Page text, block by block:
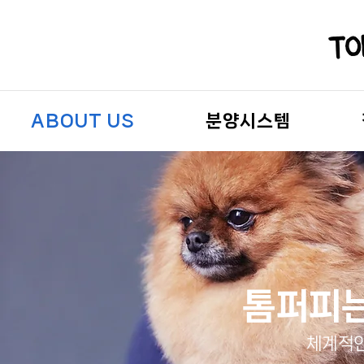
ABOUT US 분양시스템
톰퍼피
체계적